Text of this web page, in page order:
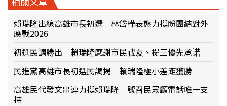
賴瑞隆出線高雄市長初選 林岱樺表態力挺盼團結對外
應戰2026
初選民調勝出 賴瑞隆感謝市民戰友、提三優先承諾
民進黨高雄市長初選民調揭 賴瑞隆極小差距獲勝
高雄民代發文串連力挺賴瑞隆 號召民眾顧電話唯一支
持